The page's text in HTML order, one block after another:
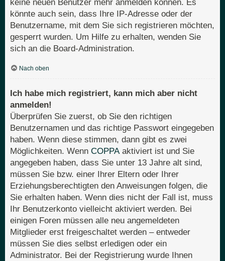
keine neuen Benutzer mehr anmelden können. Es
könnte auch sein, dass Ihre IP-Adresse oder der
Benutzername, mit dem Sie sich registrieren möchten,
gesperrt wurden. Um Hilfe zu erhalten, wenden Sie
sich an die Board-Administration.
Nach oben
Ich habe mich registriert, kann mich aber nicht
anmelden!
Überprüfen Sie zuerst, ob Sie den richtigen
Benutzernamen und das richtige Passwort eingegeben
haben. Wenn diese stimmen, dann gibt es zwei
Möglichkeiten. Wenn COPPAaktiviert ist und Sie
angegeben haben, dass Sie unter 13 Jahre alt sind,
müssen Sie bzw. einer Ihrer Eltern oder Ihrer
Erziehungsberechtigten den Anweisungen folgen, die
Sie erhalten haben. Wenn dies nicht der Fall ist, muss
Ihr Benutzerkonto vielleicht aktiviert werden. Bei
einigen Foren müssen alle neu angemeldeten
Mitglieder erst freigeschaltet werden – entweder
müssen Sie dies selbst erledigen oder ein
Administrator. Bei der Registrierung wurde Ihnen